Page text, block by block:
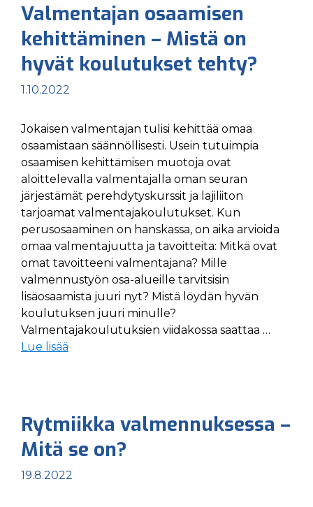
Valmentajan osaamisen
kehittäminen – Mistä on
hyvät koulutukset tehty?
1.10.2022
Jokaisen valmentajan tulisi kehittää omaa
osaamistaan säännöllisesti. Usein tutuimpia
osaamisen kehittämisen muotoja ovat
aloittelevalla valmentajalla oman seuran
järjestämät perehdytyskurssit ja lajiliiton
tarjoamat valmentajakoulutukset. Kun
perusosaaminen on hanskassa, on aika arvioida
omaa valmentajuutta ja tavoitteita: Mitkä ovat
omat tavoitteeni valmentajana? Mille
valmennustyön osa-alueille tarvitsisin
lisäosaamista juuri nyt? Mistä löydän hyvän
koulutuksen juuri minulle?
Valmentajakoulutuksien viidakossa saattaa …
Lue lisää
Rytmiikka valmennuksessa –
Mitä se on?
19.8.2022